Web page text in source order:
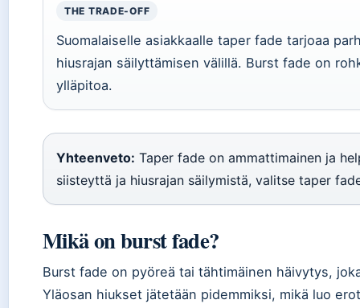
THE TRADE-OFF
Suomalaiselle asiakkaalle taper fade tarjoaa
hiusrajan säilyttämisen välillä. Burst fade on
ylläpitoa.
Yhteenveto: Taper fade on ammattimainen ja
siisteyttä ja hiusrajan säilymistä, valitse taper
Mikä on burst fade?
Burst fade on pyöreä tai tähtimäinen häivytys,
Yläosan hiukset jätetään pidemmiksi, mikä luo